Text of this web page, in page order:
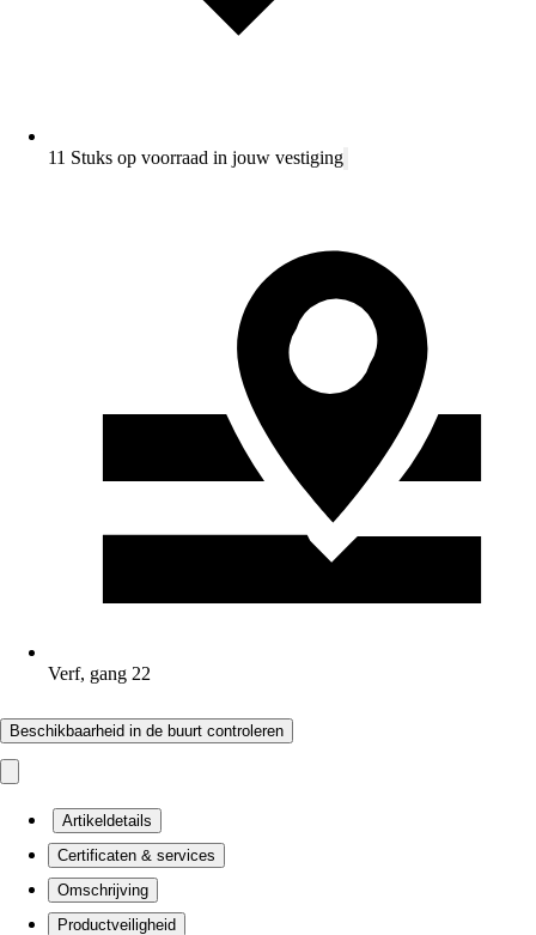
11 Stuks op voorraad in jouw vestiging
Verf, gang 22
Beschikbaarheid in de buurt controleren
Artikeldetails
Certificaten & services
Omschrijving
Productveiligheid